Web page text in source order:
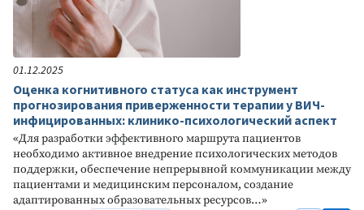
01.12.2025
Оценка когнитивного статуса как инструмент
прогнозирования приверженности терапии у ВИЧ-
инфицированных: клинико-психологический аспект
«Для разработки эффективного маршрута пациентов
необходимо активное внедрение психологических методов
поддержки, обеспечение непрерывной коммуникации между
пациентами и медицинским персоналом, создание
адаптированных образовательных ресурсов…»